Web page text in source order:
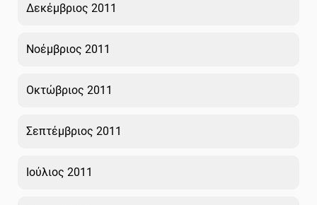
Δεκέμβριος 2011
Νοέμβριος 2011
Οκτώβριος 2011
Σεπτέμβριος 2011
Ιούλιος 2011